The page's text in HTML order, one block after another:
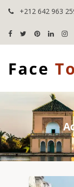
+212 642 963